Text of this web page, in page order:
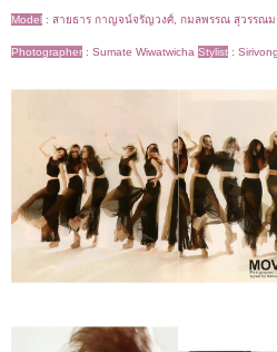
Model : สายธาร กาญจน์จรัญวงศ์, กมลพรรณ สุวรรณม
Photographer : Sumate Wiwatwicha Stylist :